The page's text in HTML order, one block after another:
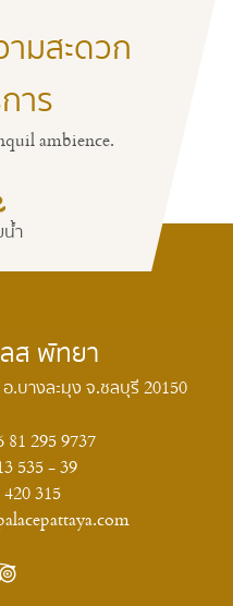
มสะดวก
าร
ambience.
น้ำ
าร
ส พัทยา
.บางละมุง จ.ชลบุรี 20150
81 295 9737
535 - 39
315